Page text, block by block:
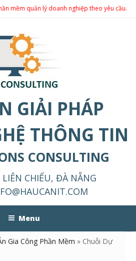
lý doanh nghiệp theo yêu cầu.
GIẢI PHÁP
THÔNG TIN
CONSULTING
CHIỂU, ĐÀ NẴNG
Menu
Gia Công Phần Mềm » Chuỗi Dự